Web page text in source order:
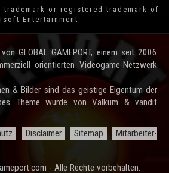
trademark or registered trademark of
Entertainment .
GLOBAL GAMEPORT, einem seit 2006
orientierten Videogame-Netzwerk
& Bilder sind das geistige Eigentum der
Theme wurde von Valkum & vandit
Disclaimer Sitemap
Mitarbeiter-
- Alle Rechte vorbehalten.